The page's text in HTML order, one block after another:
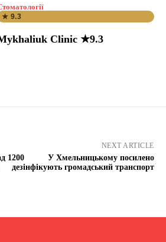
★ 9.3
Clinic ★9.3
1200
NEXT ARTICLE
У Хмельницькому посилено
дезінфікують громадський транспорт